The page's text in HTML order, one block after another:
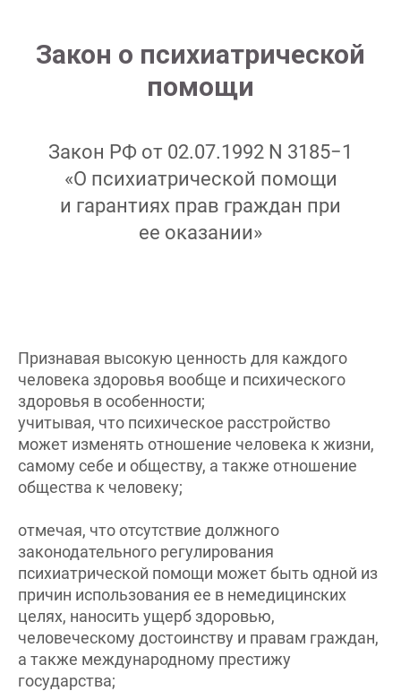
Закон о психиатрической
помощи
Закон РФ от 02.07.1992 N 3185−1
«О психиатрической помощи
и гарантиях прав граждан при
ее оказании»
Признавая высокую ценность для каждого
человека здоровья вообще и психического
здоровья в особенности;
учитывая, что психическое расстройство
может изменять отношение человека к жизни,
самому себе и обществу, а также отношение
общества к человеку;
отмечая, что отсутствие должного
законодательного регулирования
психиатрической помощи может быть одной из
причин использования ее в немедицинских
целях, наносить ущерб здоровью,
человеческому достоинству и правам граждан,
а также международному престижу
государства;